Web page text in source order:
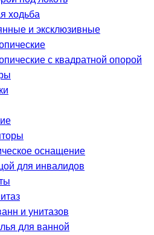
ходьба
и эксклюзивные
с квадратной опорой
оснащение
для инвалидов
и унитазов
для ванной